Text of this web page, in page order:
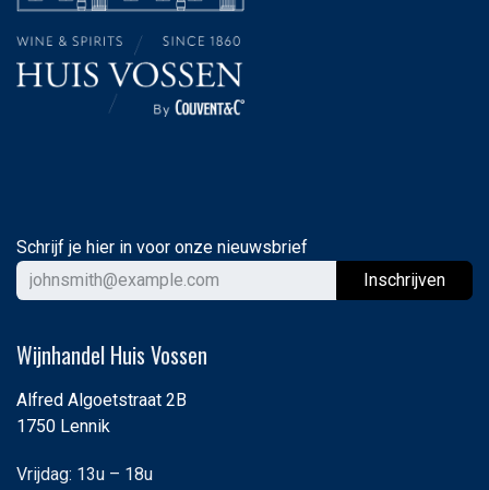
Schrijf je hier in voor onze nieuwsbrief
Inschrijven
Wijnhandel Huis Vossen
Alfred Algoetstraat 2B
1750 Lennik
Vrijdag: 13u – 18u